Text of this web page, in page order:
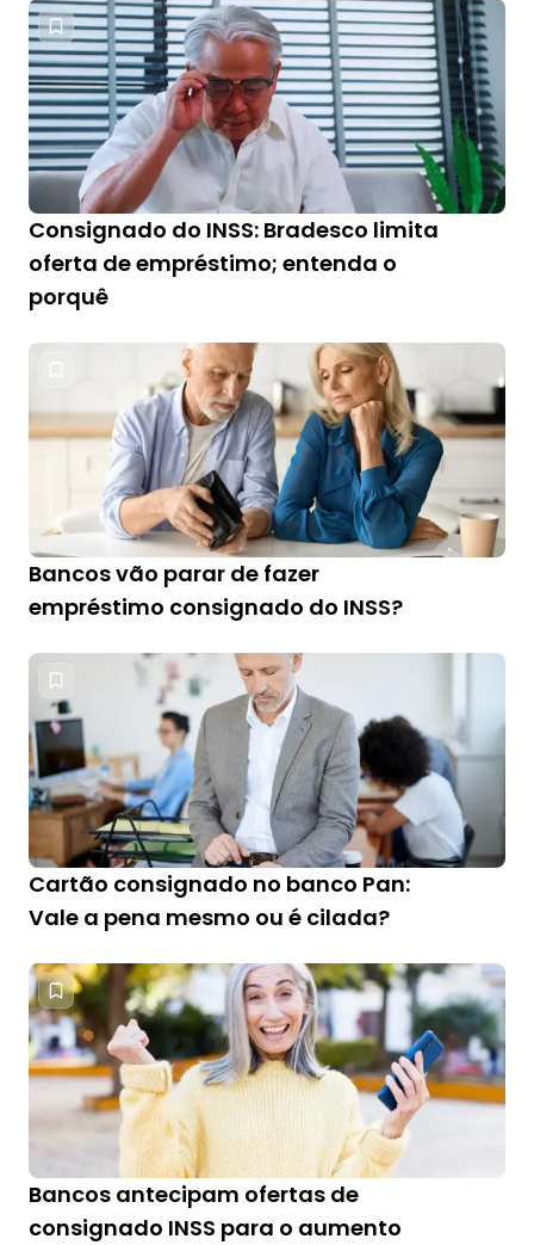
Consignado do INSS: Bradesco limita
oferta de empréstimo; entenda o
porquê
Bancos vão parar de fazer
empréstimo consignado do INSS?
Cartão consignado no banco Pan:
Vale a pena mesmo ou é cilada?
Bancos antecipam ofertas de
consignado INSS para o aumento